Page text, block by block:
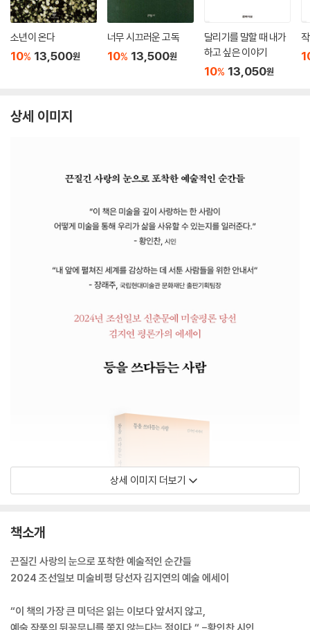
소년이 온다
10% 13,500원
너무 시끄러운 고독
10% 13,500원
달리기를 말할 때 내가
하고 싶은 이야기
10% 13,050원
상세 이미지
상세 이미지 더보기
책소개
끈질긴 사랑의 눈으로 포착한 예술적인 순간들
2024 조선일보 미술비평 당선자 김지연의 예술 에세이
“이 책의 가장 큰 미덕은 읽는 이보다 앞서지 않고,
예술 작품의 뒤꽁무니를 쫓지 않는다는 점이다.“ -황인찬 시인